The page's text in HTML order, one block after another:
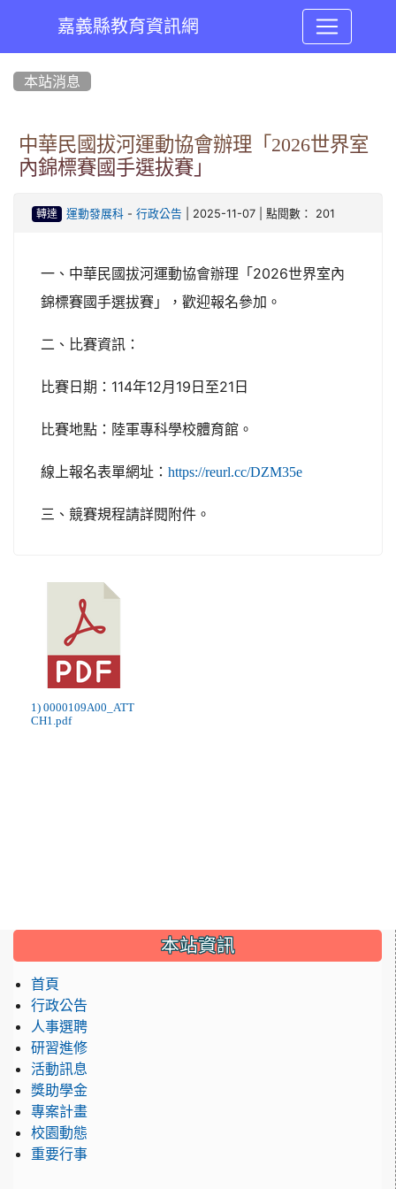
嘉義縣教育資訊網
本站消息
中華民國拔河運動協會辦理「2026世界室
內錦標賽國手選拔賽」
轉達 運動發展科- 行政公告 | 2025-11-07 | 點閱數： 201
一、中華民國拔河運動協會辦理「2026世界室內
錦標賽國手選拔賽」，歡迎報名參加。
二、比賽資訊：
比賽日期：114年12月19日至21日
比賽地點：陸軍專科學校體育館。
線上報名表單網址： https://reurl.cc/DZM35e
三、競賽規程請詳閱附件。
1) 0000109A00_ATT
CH1.pdf
::: 本站資訊
首頁
行政公告
人事選聘
研習進修
活動訊息
獎助學金
專案計畫
校園動態
重要行事